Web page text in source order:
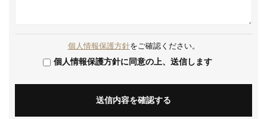
個人情報保護方針をご確認ください。
個人情報保護方針に同意の上、送信します
送信内容を確認する